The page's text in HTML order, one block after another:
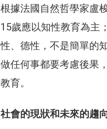
根據法國自然哲學家盧
15歲應以知性教育為主
性、德性，不是簡單的
做任何事都要考慮後果
教育。
社會的現狀和未來的趨